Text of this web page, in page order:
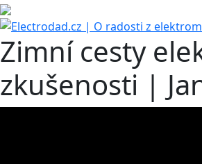
Zimní cesty
zkušenosti |